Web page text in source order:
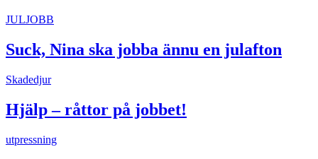
JULJOBB
Suck, Nina ska jobba ännu en julafton
Skadedjur
Hjälp – råttor på jobbet!
utpressning